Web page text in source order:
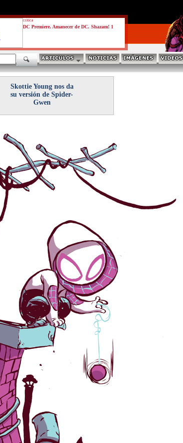
critica
DC Premiere. Amanecer de DC. Shazam! 1
Skottie Young nos da
su versión de Spider-
Gwen